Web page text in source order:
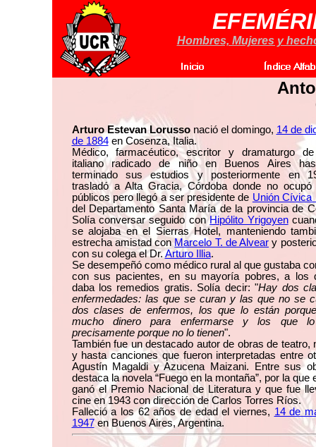
Hombres, Mujeres y
Arturo Estevan Lorussonació el domingo, 14 de
de 1884en Cosenza, Italia.
Médico, farmacéutico, escritor y dramaturgo
italiano radicado de niño en Buenos Aires
terminado sus estudios y posteriormente en
trasladó a Alta Gracia, Córdoba donde no ocupó
públicos pero llegó a ser presidente de Unión Cívica
del Departamento Santa María de la provincia de
Solía conversar seguido conHipólito Yrigoyen
se alojaba en el Sierras Hotel, manteniendo
estrecha amistad conMarcelo T. de Alvear y
con su colega el Dr.Arturo Illia.
Se desempeñó como médico rural al que gustaba
con sus pacientes, en su mayoría pobres, a los
daba los remedios gratis. Solía decir: "Hay dos
enfermedades: las que se curan y las que no se
dos clases de enfermos, los que lo están
mucho dinero para enfermarse y los que
precisamente porque no lo tienen".
También fue un destacado autor de obras de teatro,
y hasta canciones que fueron interpretadas entre
Agustín Magaldi y Azucena Maizani. Entre sus
destaca la novela “Fuego en la montaña”, por la que
ganó el Premio Nacional de Literatura y que fue
cine en 1943 con dirección de Carlos Torres Ríos.
Falleció a los 62 años de edad el viernes, 14 de
1947en Buenos Aires, Argentina.